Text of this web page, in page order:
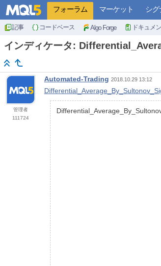
フォーラム マーケット シグ
記事 コードベース Algo Forge ドキュメ
インディケータ:
管理者
111724
Automated-Trading 2018.10.29 13:12